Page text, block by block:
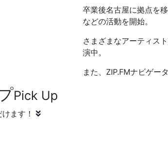
卒業後名古屋に拠点を
などの活動を開始。
さまざまなアーティス
演中。
また、ZIP.FMナビゲー
Pick Up
ます！